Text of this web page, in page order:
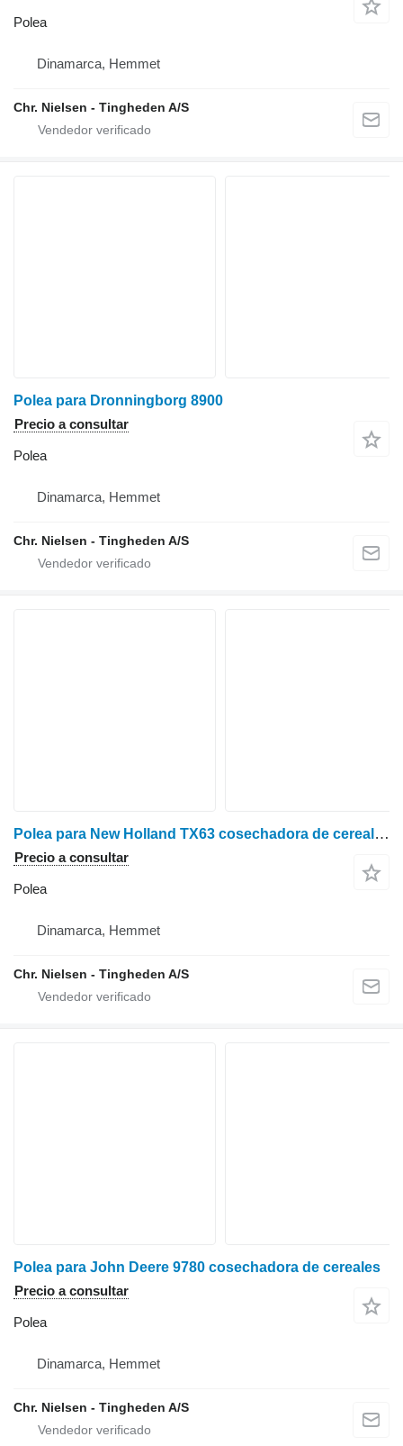
Polea
Dinamarca, Hemmet
Chr. Nielsen - Tingheden A/S
Polea para Dronningborg 8900
Precio a consultar
Polea
Dinamarca, Hemmet
Chr. Nielsen - Tingheden A/S
Polea para New Holland TX63 cosechadora de cereales
Precio a consultar
Polea
Dinamarca, Hemmet
Chr. Nielsen - Tingheden A/S
Polea para John Deere 9780 cosechadora de cereales
Precio a consultar
Polea
Dinamarca, Hemmet
Chr. Nielsen - Tingheden A/S